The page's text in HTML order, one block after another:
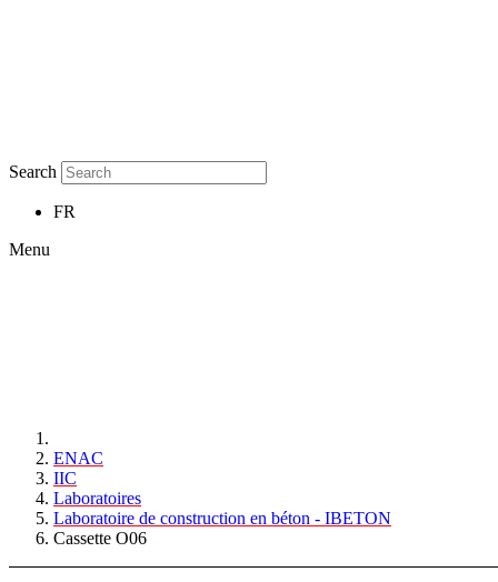
Search
FR
Menu
ENAC
IIC
Laboratoires
Laboratoire de construction en béton - IBETON
Cassette O06